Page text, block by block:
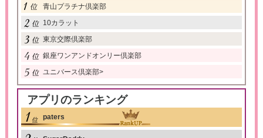
青山プラチナ倶楽部
10カラット
東京交際倶楽部
銀座ワンアンドオンリー倶楽部
ユニバース倶楽部>
アプリのランキング
paters